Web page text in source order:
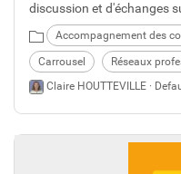
discussion et d'échanges
existent au Centre de
facilement, les dates des
Découvrez les !
Accompagnement des
Carrousel
Réseaux
Claire HOUTTEVILLE ·